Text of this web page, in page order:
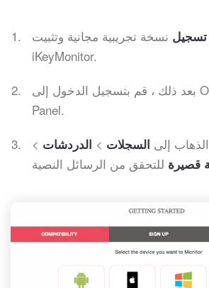
تسجيل نسخة تجريبية مجانية وتثبيت
iKeyMonitor.
بعد ذلك ، قم بتسجيل الدخول إلى Online Cloud
Panel.
إلى السجلات > الدردشات >
قصيرة